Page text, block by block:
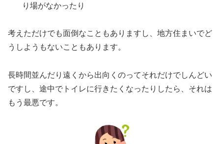
り場がなかったり
考えただけでも面倒なこともありますし、地方住まいでど
うしようもないこともあります。
長時間並んだり遠くから出向くのってそれだけでしんどい
ですし、途中でトイレに行きたくなったりしたら、それは
もう最悪です。